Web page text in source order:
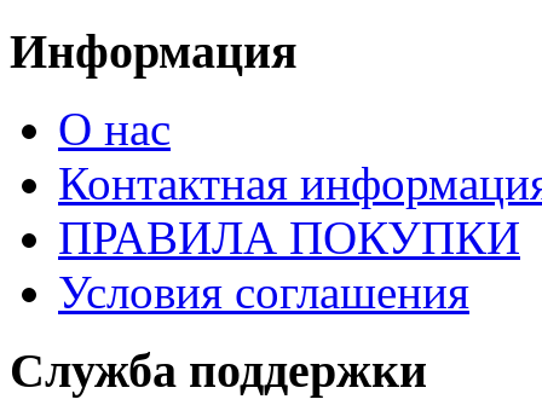
Информация
О нас
Контактная
ПРАВИЛА ПОКУПКИ
Условия соглашения
Служба поддержки